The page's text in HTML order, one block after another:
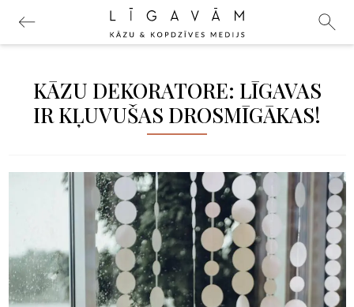
KĀZU DEKORATORE: LĪGAVAS
IR KĻUVUŠAS DROSMĪGĀKAS!